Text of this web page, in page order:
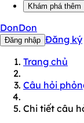
Khám phá thêm
DonDon
Đăng nhập Đăng ký
Trang chủ
Câu hỏi
Chi tiết câu